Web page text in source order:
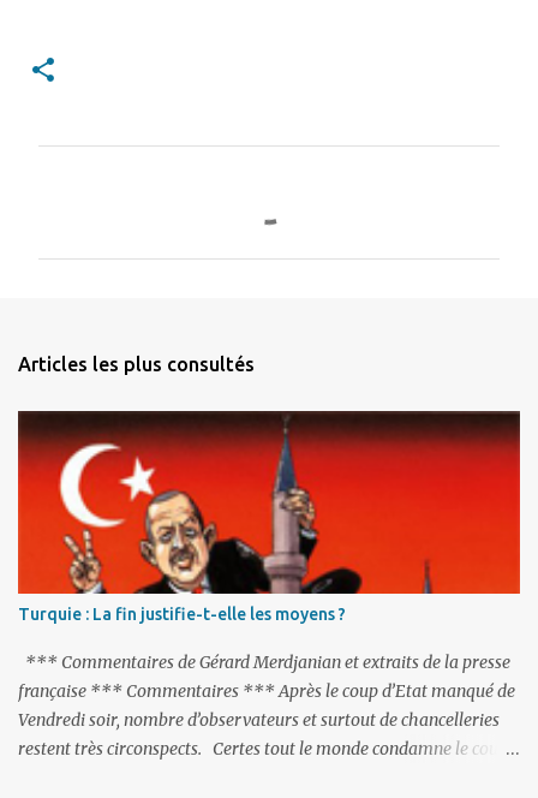
n
i
Articles les plus consultés
Turquie : La fin justifie-t-elle les moyens ?
*** Commentaires de Gérard Merdjanian et extraits de la presse
française *** Commentaires *** Après le coup d’Etat manqué de
Vendredi soir, nombre d’observateurs et surtout de chancelleries
restent très circonspects. Certes tout le monde condamne le coup